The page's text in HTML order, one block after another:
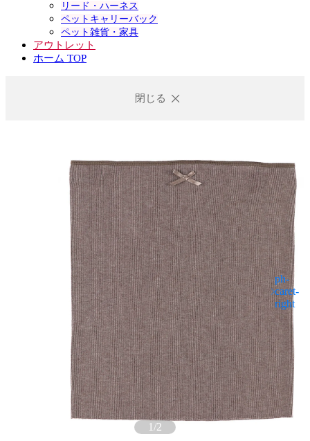
リード・ハーネス
ペットキャリーバック
ペット雑貨・家具
アウトレット
ホーム TOP
閉じる
1/2